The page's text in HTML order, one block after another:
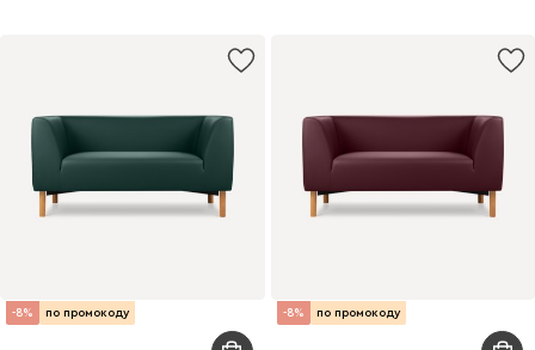
-8% по промокоду -8% по промокоду